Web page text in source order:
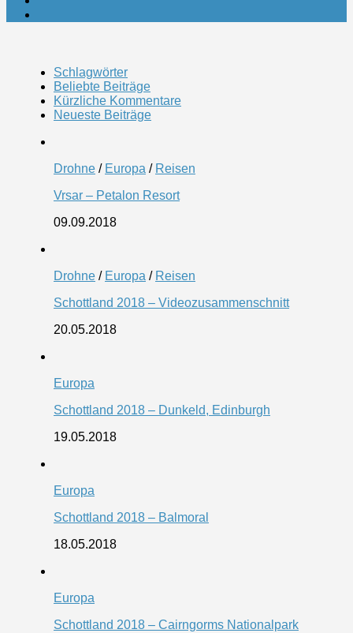
Schlagwörter
Beliebte Beiträge
Kürzliche Kommentare
Neueste Beiträge
Drohne / Europa / Reisen
Vrsar – Petalon Resort
09.09.2018
Drohne / Europa / Reisen
Schottland 2018 – Videozusammenschnitt
20.05.2018
Europa
Schottland 2018 – Dunkeld, Edinburgh
19.05.2018
Europa
Schottland 2018 – Balmoral
18.05.2018
Europa
Schottland 2018 – Cairngorms Nationalpark